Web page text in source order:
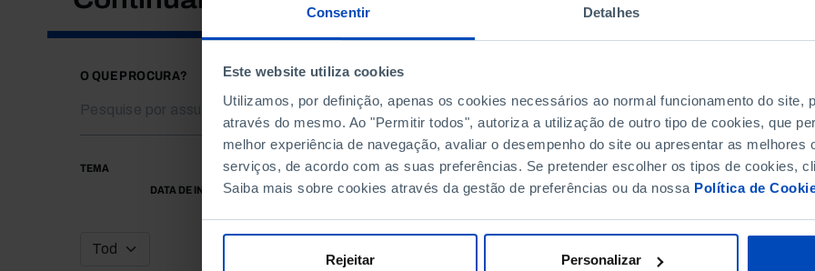
Consentir Detalhes
Este website utiliza cookies
Utilizamos, por definição, apenas os cookies necessários ao normal funcionamento do site,
através do mesmo. Ao "Permitir todos", autoriza a utilização de outro tipo de cookies, que
melhor experiência de navegação, avaliar o desempenho do site ou apresentar as melhores
serviços, de acordo com as suas preferências. Se pretender escolher os tipos de cookies,
Saiba mais sobre cookies através da gestão de preferências ou da nossa Política de
Rejeitar Personalizar
O QUE PROCURA?
TEMA
DATA DE INÍCIO
DATA DE FIM